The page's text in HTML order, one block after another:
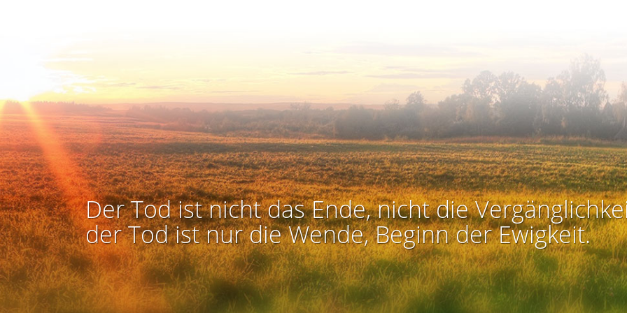
Der Tod ist nicht das Ende, nicht die
der Tod ist nur die Wende, Beginn der Ewigkeit.